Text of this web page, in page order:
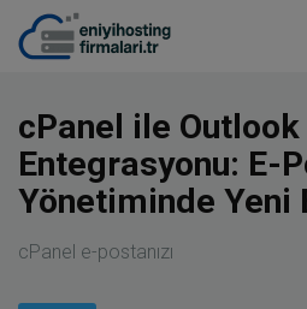
cPanel ile Outlook
Entegrasyonu: E-
Yönetiminde Yeni
cPanel e-postanızı